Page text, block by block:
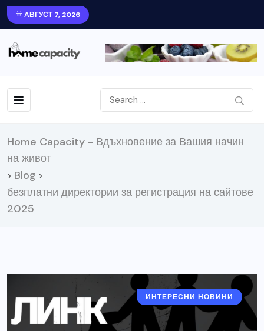
АВГУСТ 7, 2026
Home Capacity - Вдъхновение за Вашия начин
на живот
> Blog >
безплатни директории за регистрация на сайтове
2025
ИНТЕРЕСНИ НОВИНИ